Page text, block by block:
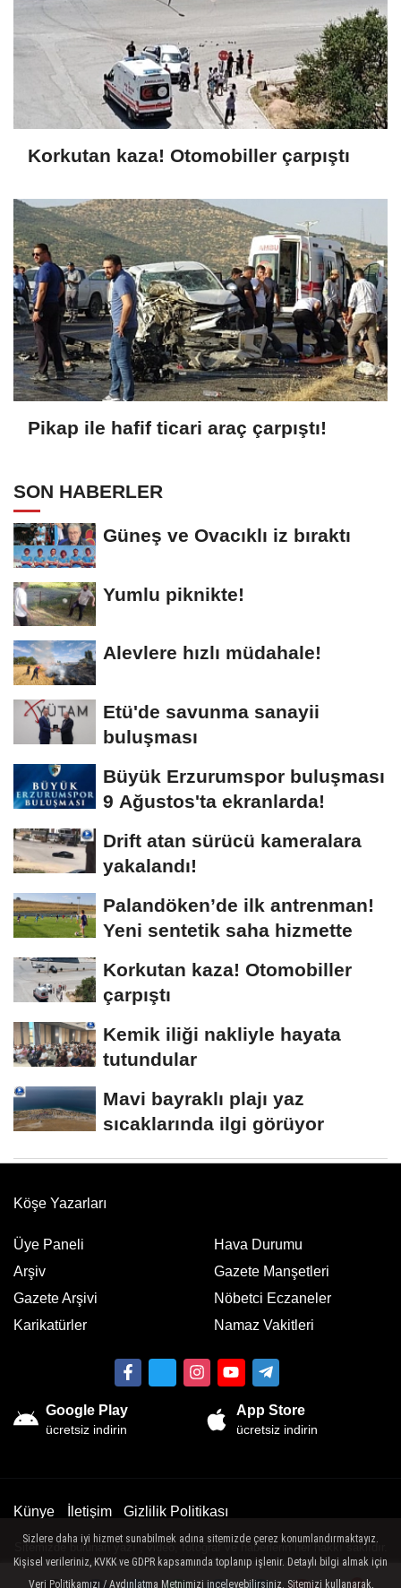
Korkutan kaza! Otomobiller çarpıştı
Pikap ile hafif ticari araç çarpıştı!
SON HABERLER
Güneş ve Ovacıklı iz bıraktı
Yumlu piknikte!
Alevlere hızlı müdahale!
Etü'de savunma sanayii
buluşması
Büyük Erzurumspor buluşması
9 Ağustos'ta ekranlarda!
Drift atan sürücü kameralara
yakalandı!
Palandöken’de ilk antrenman!
Yeni sentetik saha hizmette
Korkutan kaza! Otomobiller
çarpıştı
Kemik iliği nakliyle hayata
tutundular
Mavi bayraklı plajı yaz
sıcaklarında ilgi görüyor
Köşe Yazarları
Üye Paneli
Arşiv
Gazete Arşivi
Karikatürler
Hava Durumu
Gazete Manşetleri
Nöbetci Eczaneler
Namaz Vakitleri
Google Play
ücretsiz indirin
App Store
ücretsiz indirin
Künye İletişim Gizlilik Politikası
Sitemizde bulunan yazı , video, fotoğraf ve haberlerin her hakkı saklıdır.
İzinsiz veya kaynak gösterilemeden kullanılamaz.
Sizlere daha iyi hizmet sunabilmek adına sitemizde çerez konumlandırmaktayız.
Kişisel verileriniz, KVKK ve GDPR kapsamında toplanıp işlenir. Detaylı bilgi almak için
Veri Politikamızı / Aydınlatma Metnimizi inceleyebilirsiniz. Sitemizi kullanarak,